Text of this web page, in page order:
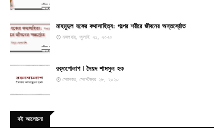
মাহমুদুল হকের কথাসাহিত্য: গল্পের শরীরে জীবনের অন্তর্স্রোত
মঙ্গলবার, জুলাই ২১, ২০২০
রক্তগোলাপ ꘡ সৈয়দ শামসুল হক
সোমবার, সেপ্টেম্বর ২৮, ২০২০
বই আলোচনা